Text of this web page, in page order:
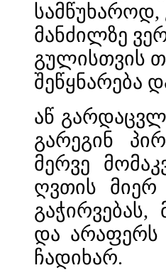
მანძილზე
გულისთვის
შეწყნარება
აწ
გარეგინ
მერვე
ღვთის მიერ
და არაფერს
ჩადიხარ.